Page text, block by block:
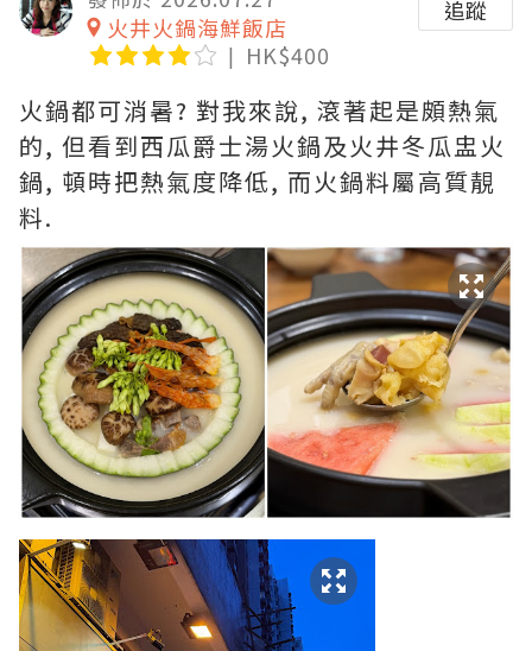
火井火鍋海鮮飯店
HK$400
追蹤
火鍋都可消暑? 對我來說, 滾著起是頗熱氣
的, 但看到西瓜爵士湯火鍋及火井冬瓜盅火
鍋, 頓時把熱氣度降低, 而火鍋料屬高質靚
料.